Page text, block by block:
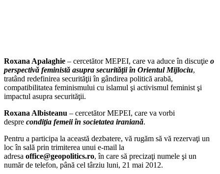
Roxana Apalaghie – cercetător MEPEI, care va aduce în discuţie o
perspectivă feministă asupra securităţii în Orientul Mijlociu,
tratând redefinirea securităţii în gândirea politică arabă,
compatibilitatea feminismului cu islamul şi activismul feminist şi
impactul asupra securităţii.
Roxana Albisteanu – cercetător MEPEI, care va vorbi
despre condiţia femeii în societatea iraniană.
Pentru a participa la această dezbatere, vă rugăm să vă rezervaţi un
loc în sală prin trimiterea unui e-mail la
adresa office@geopolitics.ro, în care să precizaţi numele şi un
număr de telefon, până cel târziu luni, 21 mai 2012.